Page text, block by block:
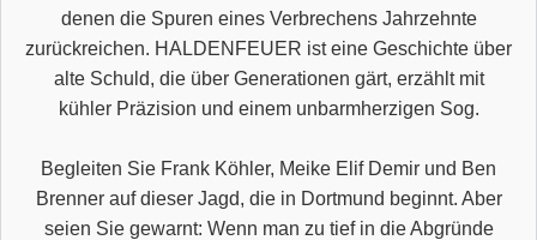
denen die Spuren eines Verbrechens Jahrzehnte
zurückreichen. HALDENFEUER ist eine Geschichte über
alte Schuld, die über Generationen gärt, erzählt mit
kühler Präzision und einem unbarmherzigen Sog.
Begleiten Sie Frank Köhler, Meike Elif Demir und Ben
Brenner auf dieser Jagd, die in Dortmund beginnt. Aber
seien Sie gewarnt: Wenn man zu tief in die Abgründe